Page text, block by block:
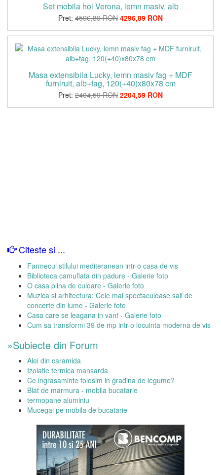
Set mobila hol Verona, lemn masiv, alb
Pret: 4596,89 RON 4296,89 RON
Masa extensibila Lucky, lemn masiv fag + MDF
furniruit, alb+fag, 120(+40)x80x78 cm
Pret: 2404,59 RON 2204,59 RON
Citeste si ...
Farmecul stilului mediteranean intr-o casa de vis
Biblioteca camuflata din padure - Galerie foto
O casa plina de culoare - Galerie foto
Muzica si arhitectura: Cele mai spectaculoase sali de
concerte din lume - Galerie foto
Casa care se leagana in vant - Galerie foto
Cum sa transformi 39 de mp intr-o locuinta moderna de vis
»Subiecte din Forum
Alei din caramida
Izolatie termica mansarda
Ce ingrasaminte folosim in gradina de legume?
Blat de marmura - mobila bucatarie
termopane aluminiu
Mucegai pe mobila de bucatarie